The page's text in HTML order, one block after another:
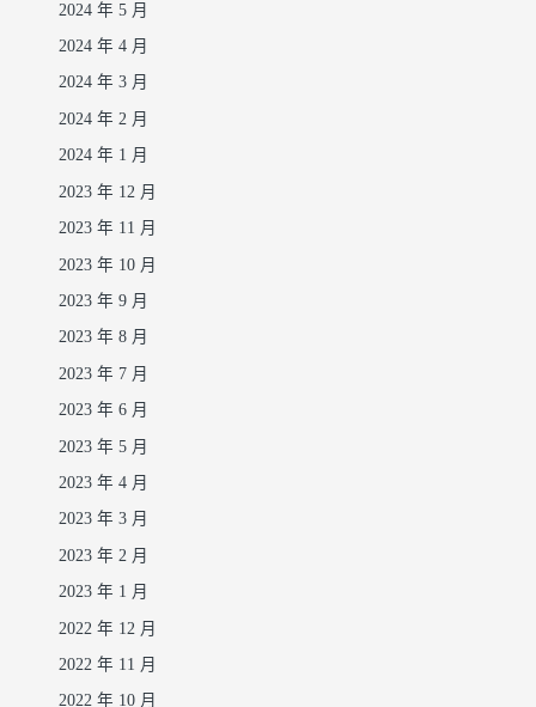
2024 年 5 月
2024 年 4 月
2024 年 3 月
2024 年 2 月
2024 年 1 月
2023 年 12 月
2023 年 11 月
2023 年 10 月
2023 年 9 月
2023 年 8 月
2023 年 7 月
2023 年 6 月
2023 年 5 月
2023 年 4 月
2023 年 3 月
2023 年 2 月
2023 年 1 月
2022 年 12 月
2022 年 11 月
2022 年 10 月